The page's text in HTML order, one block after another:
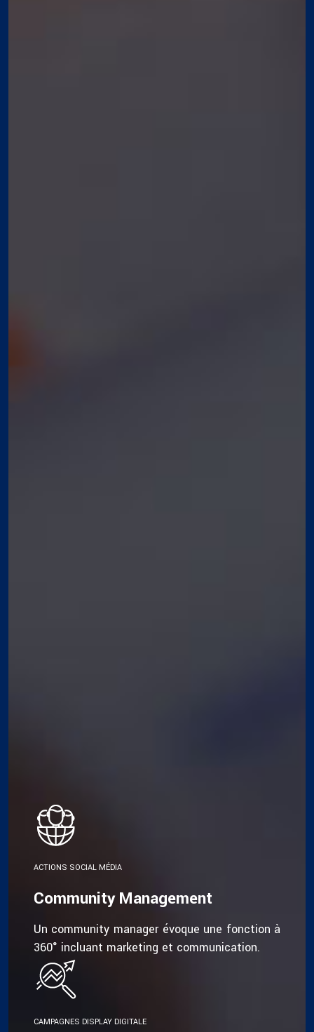
ACTIONS SOCIAL MÉDIA
Community Management
Un community manager évoque une fonction à
360° incluant marketing et communication.
CAMPAGNES DISPLAY DIGITALE